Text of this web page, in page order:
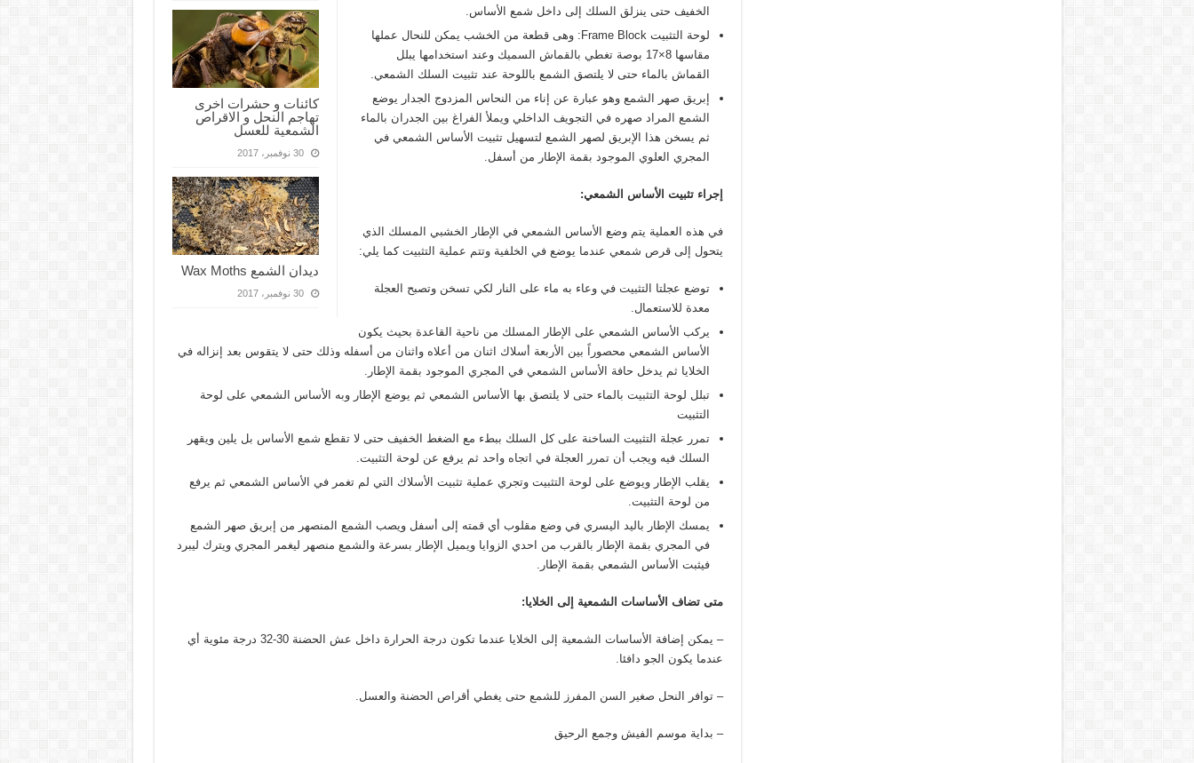
كائنات و حشرات اخرى
تهاجم النحل و الاقراص
الشمعية للعسل
30 نوفمبر، 2017
ديدان الشمع Wax Moths
30 نوفمبر، 2017
الخفيف حتى ينزلق السلك إلى داخل شمع الأساس.
لوحة التثبيت Frame Block: وهى قطعة من الخشب يمكن للنحال عملها
مقاسها 8×17 بوصة تغطي بالقماش السميك وعند استخدامها يبلل
القماش بالماء حتى لا يلتصق الشمع باللوحة عند تثبيت السلك الشمعي.
إبريق صهر الشمع وهو عبارة عن إناء من النحاس المزدوج الجدار يوضع
الشمع المراد صهره في التجويف الداخلي ويملأ الفراغ بين الجدران بالماء
ثم يسخن هذا الإبريق لصهر الشمع لتسهيل تثبيت الأساس الشمعي في
المجري العلوي الموجود بقمة الإطار من أسفل.
إجراء تثبيت الأساس الشمعي:
في هذه العملية يتم وضع الأساس الشمعي في الإطار الخشبي المسلك الذي
يتحول إلى قرص شمعي عندما يوضع في الخلفية وتتم عملية التثبيت كما يلي:
توضع عجلتا التثبيت في وعاء به ماء على النار لكي تسخن وتصبح العجلة
معدة للاستعمال.
يركب الأساس الشمعي على الإطار المسلك من ناحية القاعدة بحيث يكون
الأساس الشمعي محصوراً بين الأربعة أسلاك اثنان من أعلاه واثنان من أسفله وذلك حتى لا يتقوس بعد إنزاله في
الخلايا ثم يدخل حافة الأساس الشمعي في المجري الموجود بقمة الإطار.
تبلل لوحة التثبيت بالماء حتى لا يلتصق بها الأساس الشمعي ثم يوضع الإطار وبه الأساس الشمعي على لوحة
التثبيت
تمرر عجلة التثبيت الساخنة على كل السلك ببطء مع الضغط الخفيف حتى لا تقطع شمع الأساس بل يلين ويقهر
السلك فيه ويجب أن تمرر العجلة في اتجاه واحد ثم يرفع عن لوحة التثبيت.
يقلب الإطار ويوضع على لوحة التثبيت وتجري عملية تثبيت الأسلاك التي لم تغمر في الأساس الشمعي ثم يرفع
من لوحة التثبيت.
يمسك الإطار باليد اليسري في وضع مقلوب أي قمته إلى أسفل ويصب الشمع المنصهر من إبريق صهر الشمع
في المجري بقمة الإطار بالقرب من احدي الزوايا ويميل الإطار بسرعة والشمع منصهر ليغمر المجري ويترك ليبرد
فيثبت الأساس الشمعي بقمة الإطار.
متى تضاف الأساسات الشمعية إلى الخلايا:
– يمكن إضافة الأساسات الشمعية إلى الخلايا عندما تكون درجة الحرارة داخل عش الحضنة 30-32 درجة مئوية أي
عندما يكون الجو دافئا.
– توافر النحل صغير السن المفرز للشمع حتى يغطي أقراص الحضنة والعسل.
– بداية موسم الفيش وجمع الرحيق